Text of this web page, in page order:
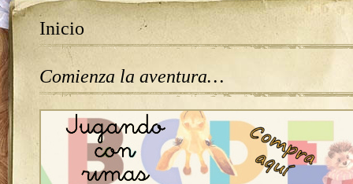
Inicio
Comienza la aventura…